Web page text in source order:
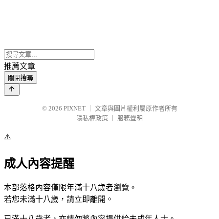
推薦文章
關閉搜尋
© 2026 PIXNET
文章與圖片權利屬原作者所有
隱私權政策
服務聲明
⚠️
成人內容提醒
本部落格內容僅限年滿十八歲者瀏覽。
若您未滿十八歲，請立即離開。